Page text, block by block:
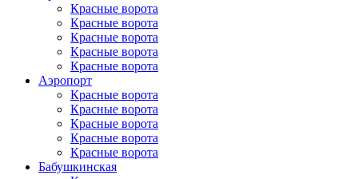
Красные ворота
Красные ворота
Красные ворота
Красные ворота
Красные ворота
Аэропорт
Красные ворота
Красные ворота
Красные ворота
Красные ворота
Красные ворота
Бабушкинская